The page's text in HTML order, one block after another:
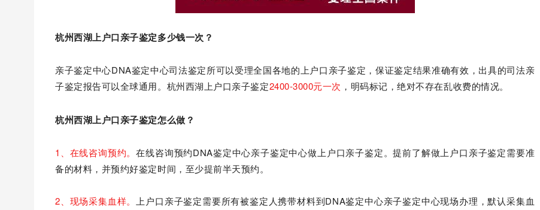
杭州西湖上户口亲子鉴定多少钱一次？
亲子鉴定中心DNA鉴定中心司法鉴定所可以受理全国各地的上户口亲子鉴定，保证鉴定结果准确有效，出具的司法亲
子鉴定报告可以全球通用。杭州西湖上户口亲子鉴定2400-3000元一次 ，明码标记，绝对不存在乱收费的情况。
杭州西湖上户口亲子鉴定怎么做？
1、在线咨询预约。在线咨询预约DNA鉴定中心亲子鉴定中心做上户口亲子鉴定。提前了解做上户口亲子鉴定需要准
备的材料，并预约好鉴定时间，至少提前半天预约。
2、现场采集血样。
上户口亲子鉴定需要所有被鉴定人携带材料到DNA鉴定中心亲子鉴定中心现场办理，默认采集血